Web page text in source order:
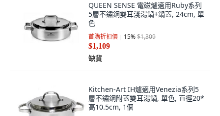
QUEEN SENSE 電磁爐適用Ruby系列
5層不鏽鋼雙耳淺湯鍋+鍋蓋, 24cm, 單
色
首購折扣價 15%$1,309
$1,109
缺貨
Kitchen-Art IH爐適用Venezia系列5
層不鏽鋼附蓋雙耳湯鍋, 單色, 直徑20*
高10.5cm, 1個